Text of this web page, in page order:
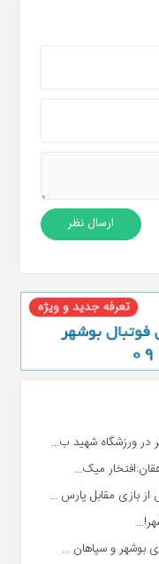
در ورزشگاه شهید ب...
میک...
بازی مقابل پارس ...
بوشهر و سپاهان ...